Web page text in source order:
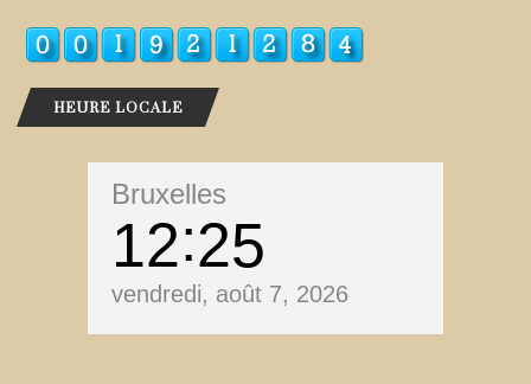
HEURE LOCALE
Bruxelles
12 25
vendredi, août 7, 2026